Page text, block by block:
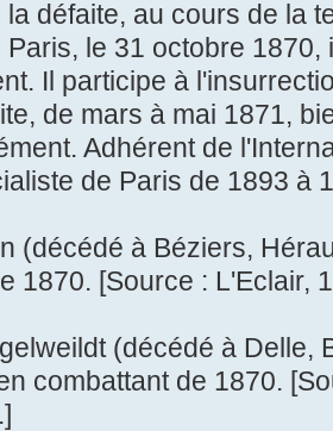
défaite, au cours de la
le 31 octobre
Il participe à
de mars à mai 1871,
Adhérent de
de Paris de 1893 à
(décédé à Béziers,
1870. [Source : L'Eclair,
(décédé à Delle,
combattant de 1870.